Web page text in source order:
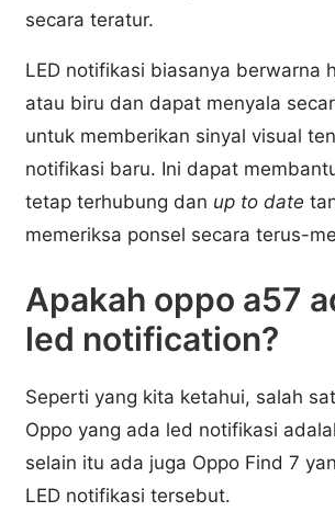
secara teratur.
LED notifikasi biasanya berwarna
atau biru dan dapat menyala
untuk memberikan sinyal visual
notifikasi baru. Ini dapat
tetap terhubung dan up to date
memeriksa ponsel secara terus-
Apakah oppo a57
led notification?
Seperti yang kita ketahui, salah
Oppo yang ada led notifikasi
selain itu ada juga Oppo Find 7
LED notifikasi tersebut.